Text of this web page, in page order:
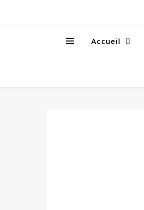
Accueil